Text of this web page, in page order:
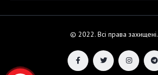
© 2022. Всі права захищені.